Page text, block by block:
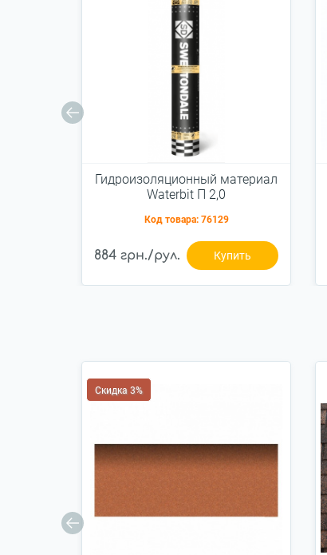
Гидроизоляционный материал
Waterbit П 2,0
Код товара: 76129
884 грн./рул. Купить
Скидка 3%